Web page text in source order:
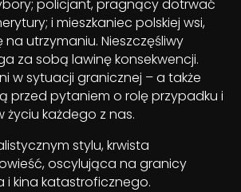
policjant, pragnący dotrwać
i mieszkaniec polskiej wsi,
utrzymaniu. Nieszczęśliwy
za sobą lawinę konsekwencji.
w sytuacji granicznej – a także
przed pytaniem o rolę przypadku i
życiu każdego z nas.
stylu, krwista
oscylująca na granicy
i kina katastroficznego.